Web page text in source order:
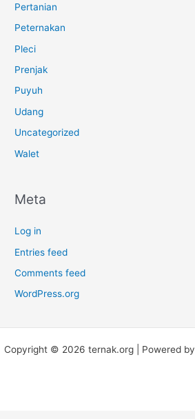
Pertanian
Peternakan
Pleci
Prenjak
Puyuh
Udang
Uncategorized
Walet
Meta
Log in
Entries feed
Comments feed
WordPress.org
Copyright © 2026 ternak.org | Powered by